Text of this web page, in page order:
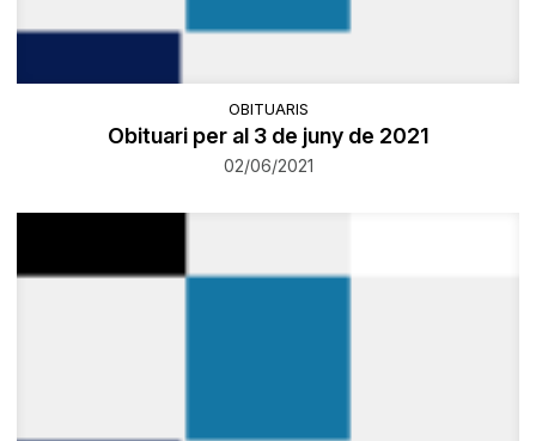
OBITUARIS
Obituari per al 3 de juny de 2021
02/06/2021